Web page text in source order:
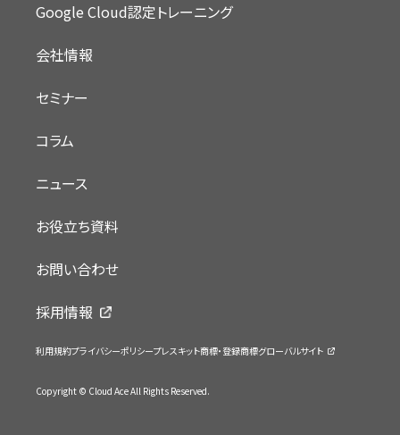
Google Cloud認定トレーニング
会社情報
セミナー
コラム
ニュース
お役立ち資料
お問い合わせ
採用情報
利用規約プライバシーポリシープレスキット商標・登録商標グローバルサイト
Copyright © Cloud Ace All Rights Reserved.